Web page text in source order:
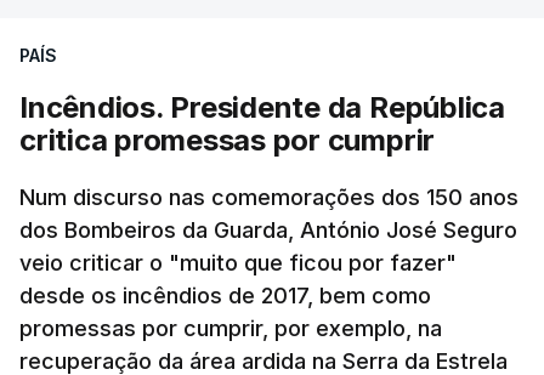
PAÍS
Incêndios. Presidente da República
critica promessas por cumprir
Num discurso nas comemorações dos 150 anos
dos Bombeiros da Guarda, António José Seguro
veio criticar o "muito que ficou por fazer"
desde os incêndios de 2017, bem como
promessas por cumprir, por exemplo, na
recuperação da área ardida na Serra da Estrela